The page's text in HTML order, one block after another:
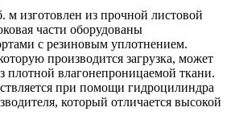
м изготовлен из прочной листовой
части оборудованы
с резиновым уплотнением.
производится загрузка, может
плотной влагонепроницаемой ткани.
при помощи гидроцилиндра
который отличается высокой